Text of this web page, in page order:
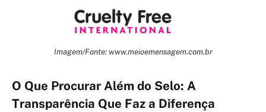
Imagem/Fonte: www.meioemensagem.com.br
O Que Procurar Além do Selo: A
Transparência Que Faz a Diferença